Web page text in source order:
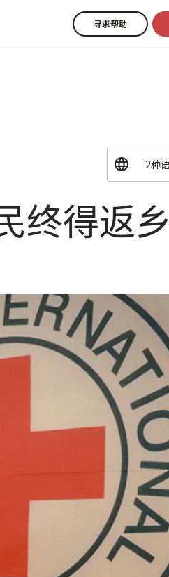
寻求帮助
终得返乡